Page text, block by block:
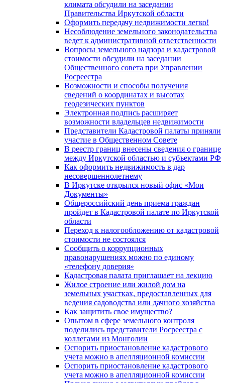
климата обсудили на заседании
Правительства Иркутской области
Оформить передачу недвижимости легко!
Несоблюдение земельного законодательства
ведет к административной ответственности
Вопросы земельного надзора и кадастровой
стоимости обсудили на заседании
Общественного совета при Управлении
Росреестра
Возможности и способы получения
сведений о координатах и высотах
геодезических пунктов
Электронная подпись расширяет
возможности владельцев недвижимости
Представители Кадастровой палаты приняли
участие в Общественном Совете
В реестр границ внесены сведения о границе
между Иркутской областью и субъектами РФ
Как оформить недвижимость в дар
несовершеннолетнему
В Иркутске открылся новый офис «Мои
Документы»
Общероссийский день приема граждан
пройдет в Кадастровой палате по Иркутской
области
Переход к налогообложению от кадастровой
стоимости не состоялся
Сообщить о коррупционных
правонарушениях можно по единому
«телефону доверия»
Кадастровая палата приглашает на лекцию
Жилое строение или жилой дом на
земельных участках, предоставленных для
ведения садоводства или дачного хозяйства
Как защитить свое имущество?
Опытом в сфере земельного контроля
поделились представители Росреестра с
коллегами из Монголии
Оспорить приостановление кадастрового
учета можно в апелляционной комиссии
Оспорить приостановление кадастрового
учета можно в апелляционной комиссии